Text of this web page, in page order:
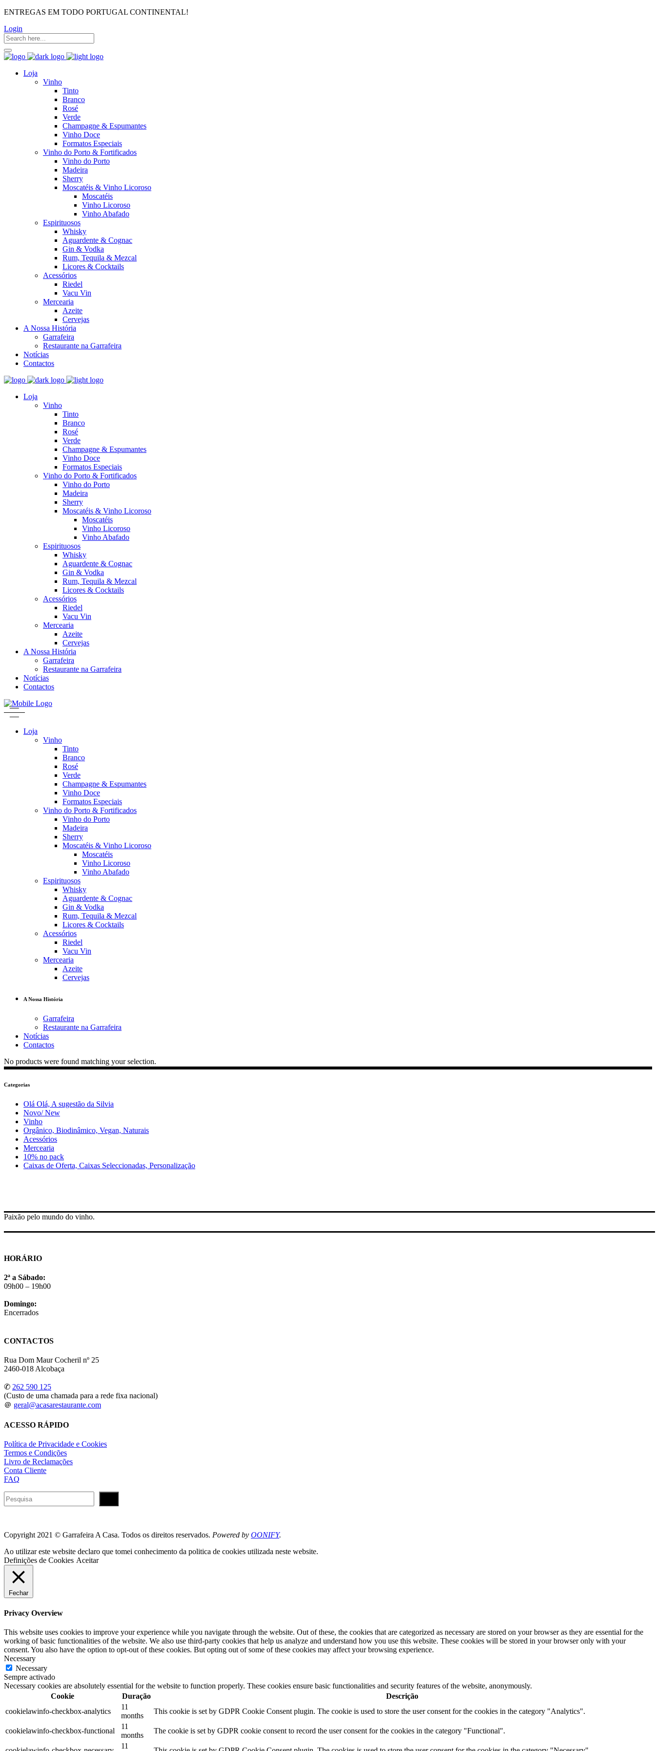
ENTREGAS EM TODO PORTUGAL CONTINENTAL!
Login
Loja
Vinho
Tinto
Branco
Rosé
Verde
Champagne & Espumantes
Vinho Doce
Formatos Especiais
Vinho do Porto & Fortificados
Vinho do Porto
Madeira
Sherry
Moscatéis & Vinho Licoroso
Moscatéis
Vinho Licoroso
Vinho Abafado
Espirituosos
Whisky
Aguardente & Cognac
Gin & Vodka
Rum, Tequila & Mezcal
Licores & Cocktails
Acessórios
Riedel
Vacu Vin
Mercearia
Azeite
Cervejas
A Nossa História
Garrafeira
Restaurante na Garrafeira
Notícias
Contactos
Loja
Vinho
Tinto
Branco
Rosé
Verde
Champagne & Espumantes
Vinho Doce
Formatos Especiais
Vinho do Porto & Fortificados
Vinho do Porto
Madeira
Sherry
Moscatéis & Vinho Licoroso
Moscatéis
Vinho Licoroso
Vinho Abafado
Espirituosos
Whisky
Aguardente & Cognac
Gin & Vodka
Rum, Tequila & Mezcal
Licores & Cocktails
Acessórios
Riedel
Vacu Vin
Mercearia
Azeite
Cervejas
A Nossa História
Garrafeira
Restaurante na Garrafeira
Notícias
Contactos
Loja
Vinho
Tinto
Branco
Rosé
Verde
Champagne & Espumantes
Vinho Doce
Formatos Especiais
Vinho do Porto & Fortificados
Vinho do Porto
Madeira
Sherry
Moscatéis & Vinho Licoroso
Moscatéis
Vinho Licoroso
Vinho Abafado
Espirituosos
Whisky
Aguardente & Cognac
Gin & Vodka
Rum, Tequila & Mezcal
Licores & Cocktails
Acessórios
Riedel
Vacu Vin
Mercearia
Azeite
Cervejas
A Nossa História
Garrafeira
Restaurante na Garrafeira
Notícias
Contactos
No products were found matching your selection.
Categorias
Olá Olá, A sugestão da Silvia
Novo/ New
Vinho
Orgânico, Biodinâmico, Vegan, Naturais
Acessórios
Mercearia
10% no pack
Caixas de Oferta, Caixas Seleccionadas, Personalização
Paixão pelo mundo do vinho.
HORÁRIO
2ª a Sábado:
09h00 – 19h00
Domingo:
Encerrados
CONTACTOS
Rua Dom Maur Cocheril nº 25
2460-018 Alcobaça
✆ 262 590 125
(Custo de uma chamada para a rede fixa nacional)
＠ geral@acasarestaurante.com
ACESSO RÁPIDO
Política de Privacidade e Cookies
Termos e Condições
Livro de Reclamações
Conta Cliente
FAQ
Pesquisar
Copyright 2021 © Garrafeira A Casa. Todos os direitos reservados. Powered by OONIFY.
Ao utilizar este website declaro que tomei conhecimento da politica de cookies utilizada neste website.
Definições de Cookies Aceitar
Fechar
Privacy Overview
This website uses cookies to improve your experience while you navigate through the website. Out of these, the cookies that are categorized as necessary are stored on your browser as they are essential for the
working of basic functionalities of the website. We also use third-party cookies that help us analyze and understand how you use this website. These cookies will be stored in your browser only with your
consent. You also have the option to opt-out of these cookies. But opting out of some of these cookies may affect your browsing experience.
Necessary
Necessary
Sempre activado
Necessary cookies are absolutely essential for the website to function properly. These cookies ensure basic functionalities and security features of the website, anonymously.
Cookie
Duração
Descrição
cookielawinfo-checkbox-analytics
11
months
This cookie is set by GDPR Cookie Consent plugin. The cookie is used to store the user consent for the cookies in the category "Analytics".
cookielawinfo-checkbox-functional
11
months
The cookie is set by GDPR cookie consent to record the user consent for the cookies in the category "Functional".
11